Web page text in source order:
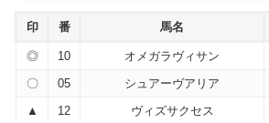
印 番 馬名
◎ 10 オメガラヴィサン
〇
05 シュアーヴアリア
▲
12 ヴィズサクセス